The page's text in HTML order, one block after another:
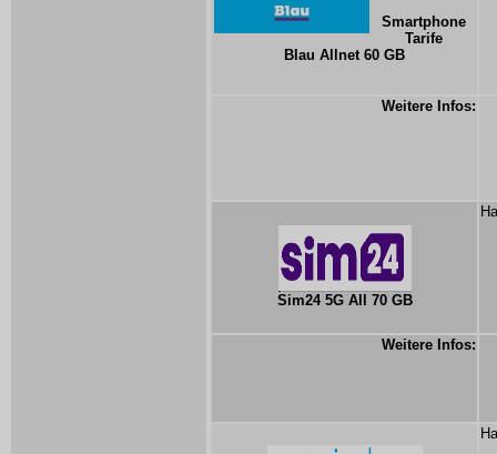
Smartphone
Tarife
Blau Allnet 60 GB
Weitere Infos:
Sim24 5G All 70 GB
Weitere Infos: